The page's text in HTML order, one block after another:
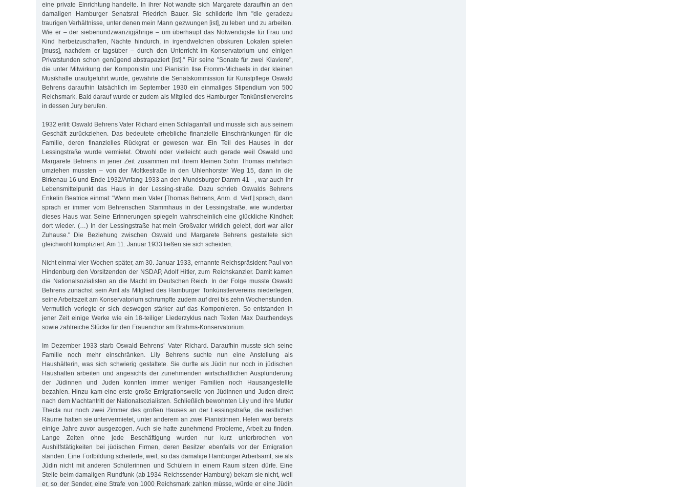
eine private Einrichtung handelte. In ihrer Not wandte sich Margarete daraufhin an den
damaligen Hamburger Senatsrat Friedrich Bauer. Sie schilderte ihm "die geradezu
traurigen Verhältnisse, unter denen mein Mann gezwungen [ist], zu leben und zu arbeiten.
Wie er – der siebenundzwanzigjährige – um überhaupt das Notwendigste für Frau und
Kind herbeizuschaffen, Nächte hindurch, in irgendwelchen obskuren Lokalen spielen
[muss], nachdem er tagsüber – durch den Unterricht im Konservatorium und einigen
Privatstunden schon genügend abstrapaziert [ist]." Für seine "Sonate für zwei Klaviere",
die unter Mitwirkung der Komponistin und Pianistin Ilse Fromm-Michaels in der kleinen
Musikhalle uraufgeführt wurde, gewährte die Senatskommission für Kunstpflege Oswald
Behrens daraufhin tatsächlich im September 1930 ein einmaliges Stipendium von 500
Reichsmark. Bald darauf wurde er zudem als Mitglied des Hamburger Tonkünstlervereins
in dessen Jury berufen.
1932 erlitt Oswald Behrens Vater Richard einen Schlaganfall und musste sich aus seinem
Geschäft zurückziehen. Das bedeutete erhebliche finanzielle Einschränkungen für die
Familie, deren finanzielles Rückgrat er gewesen war. Ein Teil des Hauses in der
Lessingstraße wurde vermietet. Obwohl oder vielleicht auch gerade weil Oswald und
Margarete Behrens in jener Zeit zusammen mit ihrem kleinen Sohn Thomas mehrfach
umziehen mussten – von der Moltkestraße in den Uhlenhorster Weg 15, dann in die
Birkenau 16 und Ende 1932/Anfang 1933 an den Mundsburger Damm 41 –, war auch ihr
Lebensmittelpunkt das Haus in der Lessing-straße. Dazu schrieb Oswalds Behrens
Enkelin Beatrice einmal: "Wenn mein Vater [Thomas Behrens, Anm. d. Verf.] sprach, dann
sprach er immer vom Behrenschen Stammhaus in der Lessingstraße, wie wunderbar
dieses Haus war. Seine Erinnerungen spiegeln wahrscheinlich eine glückliche Kindheit
dort wieder. (…) In der Lessingstraße hat mein Großvater wirklich gelebt, dort war aller
Zuhause." Die Beziehung zwischen Oswald und Margarete Behrens gestaltete sich
gleichwohl kompliziert. Am 11. Januar 1933 ließen sie sich scheiden.
Nicht einmal vier Wochen später, am 30. Januar 1933, ernannte Reichspräsident Paul von
Hindenburg den Vorsitzenden der NSDAP, Adolf Hitler, zum Reichskanzler. Damit kamen
die Nationalsozialisten an die Macht im Deutschen Reich. In der Folge musste Oswald
Behrens zunächst sein Amt als Mitglied des Hamburger Tonkünstlervereins niederlegen;
seine Arbeitszeit am Konservatorium schrumpfte zudem auf drei bis zehn Wochenstunden.
Vermutlich verlegte er sich deswegen stärker auf das Komponieren. So entstanden in
jener Zeit einige Werke wie ein 18-teiliger Liederzyklus nach Texten Max Dauthendeys
sowie zahlreiche Stücke für den Frauenchor am Brahms-Konservatorium.
Im Dezember 1933 starb Oswald Behrens’ Vater Richard. Daraufhin musste sich seine
Familie noch mehr einschränken. Lily Behrens suchte nun eine Anstellung als
Haushälterin, was sich schwierig gestaltete. Sie durfte als Jüdin nur noch in jüdischen
Haushalten arbeiten und angesichts der zunehmenden wirtschaftlichen Ausplünderung
der Jüdinnen und Juden konnten immer weniger Familien noch Hausangestellte
bezahlen. Hinzu kam eine erste große Emigrationswelle von Jüdinnen und Juden direkt
nach dem Machtantritt der Nationalsozialisten. Schließlich bewohnten Lily und ihre Mutter
Thecla nur noch zwei Zimmer des großen Hauses an der Lessingstraße, die restlichen
Räume hatten sie untervermietet, unter anderem an zwei Pianistinnen. Helen war bereits
einige Jahre zuvor ausgezogen. Auch sie hatte zunehmend Probleme, Arbeit zu finden.
Lange Zeiten ohne jede Beschäftigung wurden nur kurz unterbrochen von
Aushilfstätigkeiten bei jüdischen Firmen, deren Besitzer ebenfalls vor der Emigration
standen. Eine Fortbildung scheiterte, weil, so das damalige Hamburger Arbeitsamt, sie als
Jüdin nicht mit anderen Schülerinnen und Schülern in einem Raum sitzen dürfe. Eine
Stelle beim damaligen Rundfunk (ab 1934 Reichssender Hamburg) bekam sie nicht, weil
er, so der Sender, eine Strafe von 1000 Reichsmark zahlen müsse, würde er eine Jüdin